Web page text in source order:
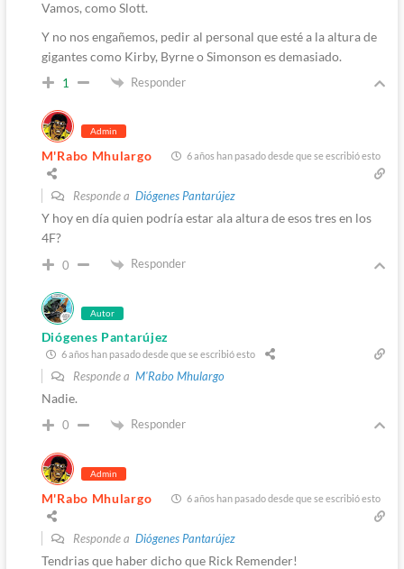
Vamos, como Slott.
Y no nos engañemos, pedir al personal que esté a la altura de
gigantes como Kirby, Byrne o Simonson es demasiado.
1 Responder
Admin
M'Rabo Mhulargo 6 años han pasado desde que se escribió esto
Responde a Diógenes Pantarújez
Y hoy en día quien podría estar ala altura de esos tres en los
4F?
0 Responder
Autor
Diógenes Pantarújez
6 años han pasado desde que se escribió esto
Responde a M'Rabo Mhulargo
Nadie.
0 Responder
Admin
M'Rabo Mhulargo 6 años han pasado desde que se escribió esto
Responde a Diógenes Pantarújez
Tendrias que haber dicho que Rick Remender!